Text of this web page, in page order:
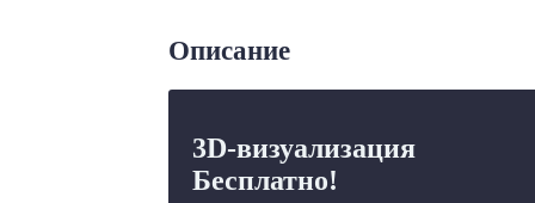
Описание
3D-визуализация
Бесплатно!